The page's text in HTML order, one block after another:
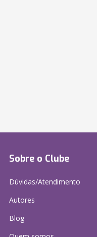
Sobre o Clube
Dúvidas/Atendimento
Autores
Blog